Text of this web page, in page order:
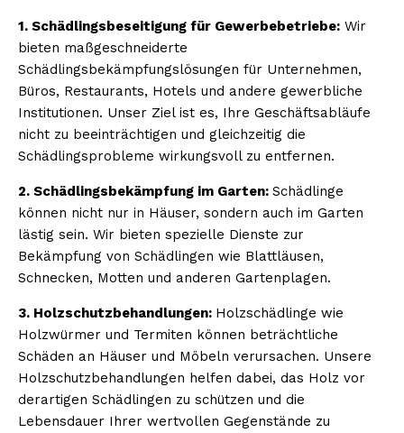
1. Schädlingsbeseitigung für Gewerbebetriebe: Wir
bieten maßgeschneiderte
Schädlingsbekämpfungslösungen für Unternehmen,
Büros, Restaurants, Hotels und andere gewerbliche
Institutionen. Unser Ziel ist es, Ihre Geschäftsabläufe
nicht zu beeinträchtigen und gleichzeitig die
Schädlingsprobleme wirkungsvoll zu entfernen.
2. Schädlingsbekämpfung im Garten: Schädlinge
können nicht nur in Häuser, sondern auch im Garten
lästig sein. Wir bieten spezielle Dienste zur
Bekämpfung von Schädlingen wie Blattläusen,
Schnecken, Motten und anderen Gartenplagen.
3. Holzschutzbehandlungen: Holzschädlinge wie
Holzwürmer und Termiten können beträchtliche
Schäden an Häuser und Möbeln verursachen. Unsere
Holzschutzbehandlungen helfen dabei, das Holz vor
derartigen Schädlingen zu schützen und die
Lebensdauer Ihrer wertvollen Gegenstände zu